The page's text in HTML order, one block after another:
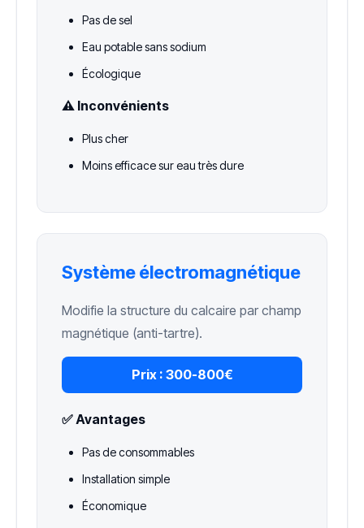
Pas de sel
Eau potable sans sodium
Écologique
⚠️ Inconvénients
Plus cher
Moins efficace sur eau très dure
Système électromagnétique
Modifie la structure du calcaire par champ
magnétique (anti-tartre).
Prix : 300-800€
✅ Avantages
Pas de consommables
Installation simple
Économique